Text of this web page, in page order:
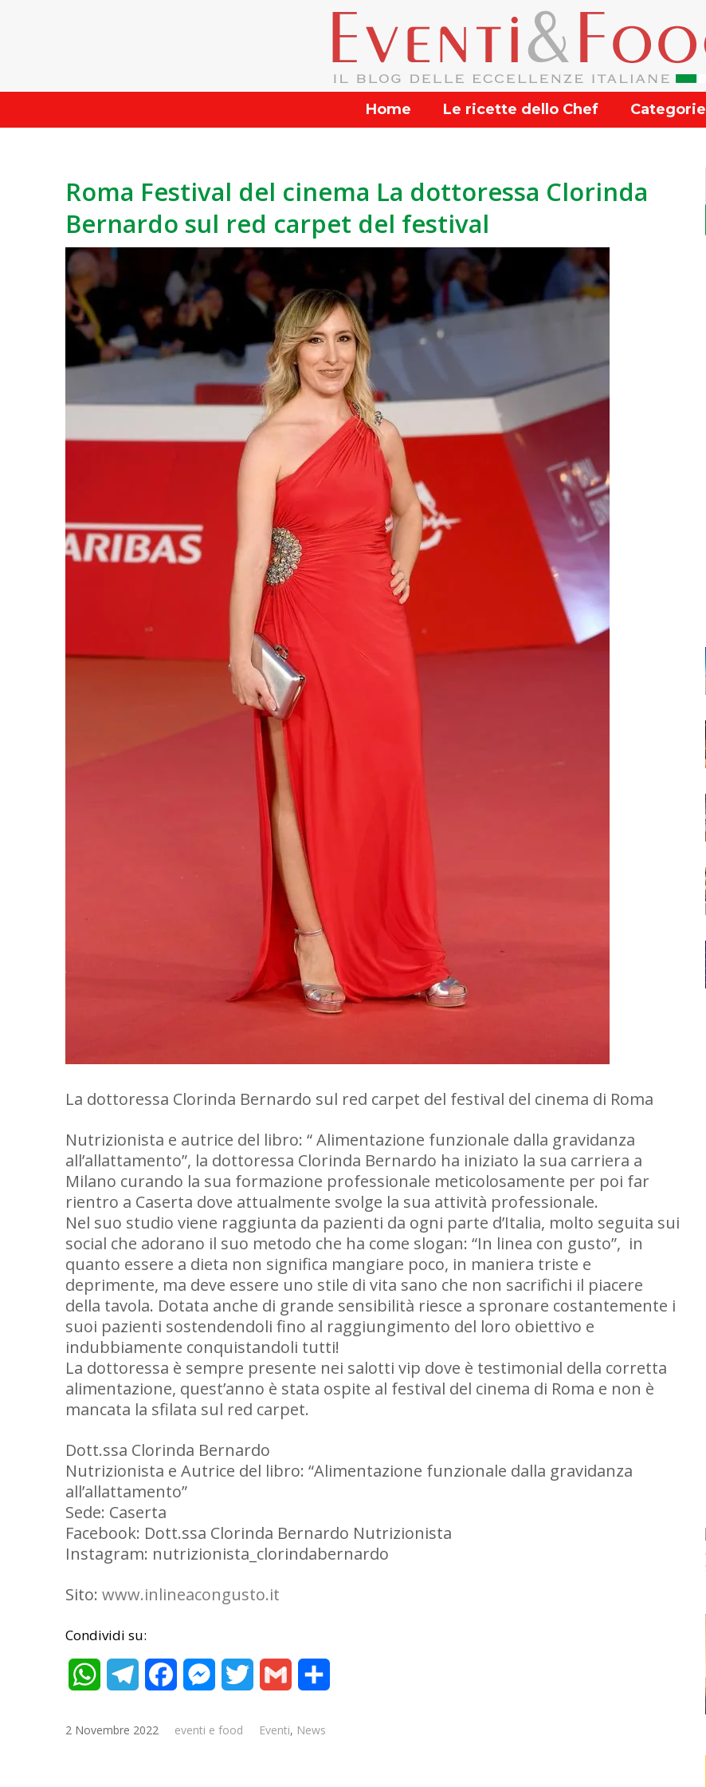
Home Le ricette dello Chef Categorie
Roma Festival del cinema La dottoressa Clorinda
Bernardo sul red carpet del festival
La dottoressa Clorinda Bernardo sul red carpet del festival del cinema di Roma
Nutrizionista e autrice del libro: “ Alimentazione funzionale dalla gravidanza
all’allattamento”, la dottoressa Clorinda Bernardo ha iniziato la sua carriera a
Milano curando la sua formazione professionale meticolosamente per poi far
rientro a Caserta dove attualmente svolge la sua attività professionale.
Nel suo studio viene raggiunta da pazienti da ogni parte d’Italia, molto seguita sui
social che adorano il suo metodo che ha come slogan: “In linea con gusto”, in
quanto essere a dieta non significa mangiare poco, in maniera triste e
deprimente, ma deve essere uno stile di vita sano che non sacrifichi il piacere
della tavola. Dotata anche di grande sensibilità riesce a spronare costantemente i
suoi pazienti sostendendoli fino al raggiungimento del loro obiettivo e
indubbiamente conquistandoli tutti!
La dottoressa è sempre presente nei salotti vip dove è testimonial della corretta
alimentazione, quest’anno è stata ospite al festival del cinema di Roma e non è
mancata la sfilata sul red carpet.
Dott.ssa Clorinda Bernardo
Nutrizionista e Autrice del libro: “Alimentazione funzionale dalla gravidanza
all’allattamento”
Sede: Caserta
Facebook: Dott.ssa Clorinda Bernardo Nutrizionista
Instagram: nutrizionista_clorindabernardo
Sito: www.inlineacongusto.it
Condividi su:
WhatsAppTelegramFacebookMessenger
Twitter Gmail
2 Novembre 2022 eventi e food Eventi, News